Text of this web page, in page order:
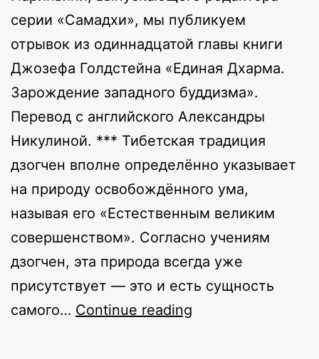
серии «Самадхи», мы публикуем
отрывок из одиннадцатой главы книги
Джозефа Голдстейна «Единая Дхарма.
Зарождение западного буддизма».
Перевод с английского Александры
Никулиной. *** Тибетская традиция
дзогчен вполне определённо указывает
на природу освобождённого ума,
называя его «Естественным великим
совершенством». Согласно учениям
дзогчен, эта природа всегда уже
присутствует — это и есть сущность
самого… Continue reading